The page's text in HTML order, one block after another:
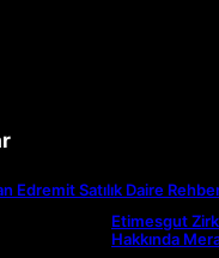
Edremit Satılık Daire
Etimesgut
Hakkında